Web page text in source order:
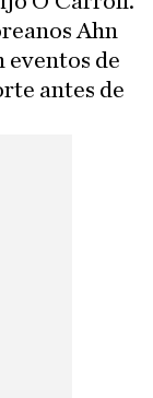
Ahn
eventos de
antes de